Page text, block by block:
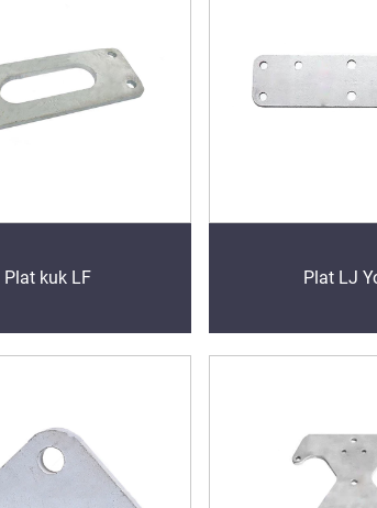
Plat kuk LF Plat LJ